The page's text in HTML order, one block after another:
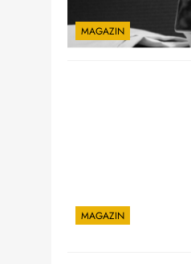
MAGAZIN
MAGAZIN